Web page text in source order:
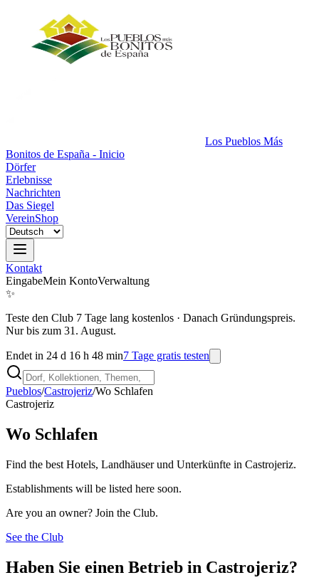
Los Pueblos Más
Bonitos de España - Inicio
Dörfer
Erlebnisse
Nachrichten
Das Siegel
VereinShop
Kontakt
EingabeMein KontoVerwaltung
✨
Teste den Club 7 Tage lang kostenlos · Danach Gründungspreis.
Nur bis zum 31. August.
Endet in 24 d 16 h 48 min7 Tage gratis testen
Pueblos/Castrojeriz/Wo Schlafen
Castrojeriz
Wo Schlafen
Find the best Hotels, Landhäuser und Unterkünfte in Castrojeriz.
Establishments will be listed here soon.
Are you an owner? Join the Club.
See the Club
Haben Sie einen Betrieb in Castrojeriz?